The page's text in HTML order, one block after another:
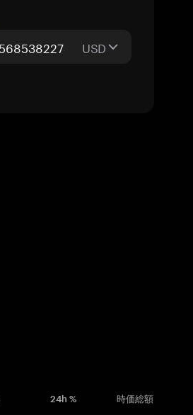
USD
24h % 時価総額